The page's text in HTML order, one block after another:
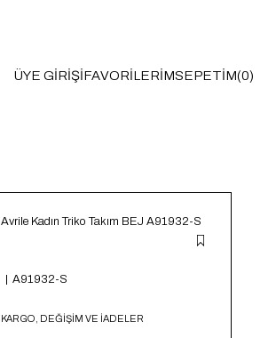
ÜYE GIRIŞIFAVORILERIMSEPETIM 0
Avrile Kadın Triko Takım BEJ A91932-S
A91932-S
KARGO, DEĞİŞİM VE İADELER